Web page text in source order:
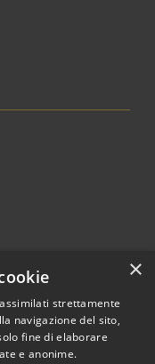
© 2026 • Comune di
• Powered by
×
strettamente
navigazione del sito,
fine di elaborare
e anonime.